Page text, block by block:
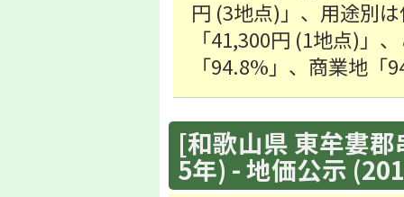
円 (3地点)」、用途別
「41,300円 (1地点)」
「94.8%」、商業地「
[和歌山県 東牟婁
5年) - 地価公示